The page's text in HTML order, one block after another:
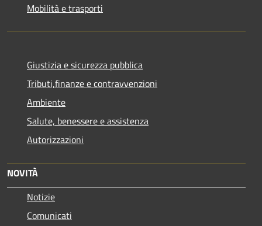
Mobilità e trasporti
Giustizia e sicurezza pubblica
Tributi,finanze e contravvenzioni
Ambiente
Salute, benessere e assistenza
Autorizzazioni
NOVITÀ
Notizie
Comunicati